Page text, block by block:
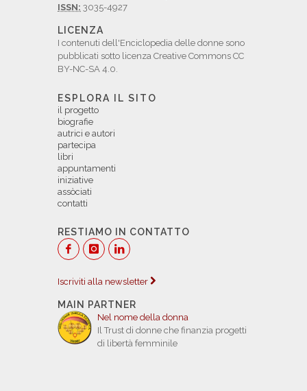
ISSN: 3035-4927
LICENZA
I contenuti dell'Enciclopedia delle donne sono
pubblicati sotto licenza Creative Commons CC
BY-NC-SA 4.0.
ESPLORA IL SITO
il progetto
biografie
autrici e autori
partecipa
libri
appuntamenti
iniziative
assòciati
contatti
RESTIAMO IN CONTATTO
Iscriviti alla newsletter
MAIN PARTNER
Nel nome della donna
Il Trust di donne che finanzia progetti
di libertà femminile